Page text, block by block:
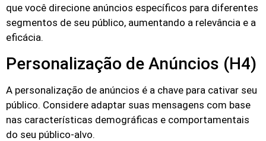
que você direcione anúncios específicos para diferentes
segmentos de seu público, aumentando a relevância e a
eficácia.
Personalização de Anúncios (H4)
A personalização de anúncios é a chave para cativar seu
público. Considere adaptar suas mensagens com base
nas características demográficas e comportamentais
do seu público-alvo.